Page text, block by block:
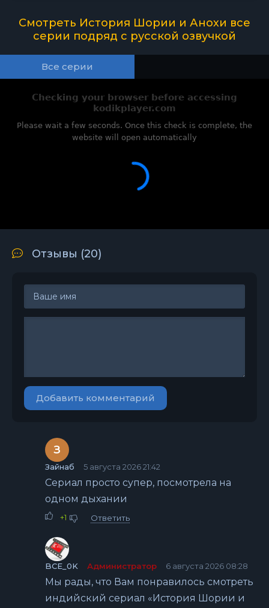
Смотреть История Шории и Анохи все
серии подряд с русской озвучкой
Все серии
Отзывы (20)
Добавить комментарий
З
Зайнаб 5 августа 2026 21:42
Сериал просто супер, посмотрела на
одном дыхании
+1 Ответить
BCE_0K Администратор 6 августа 2026 08:28
Мы рады, что Вам понравилось смотреть
индийский сериал «История Шории и